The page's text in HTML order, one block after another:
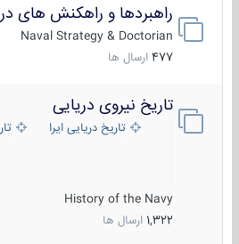
راهبردها و راهکنش های
Naval Strategy & Doctorian
477 ارسال ها
تاریخ نیروی دریایی
تاریخ دریایی ایران
History of the Navy
1,322 ارسال ها